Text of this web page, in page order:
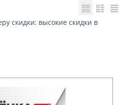
скидки: высокие скидки в